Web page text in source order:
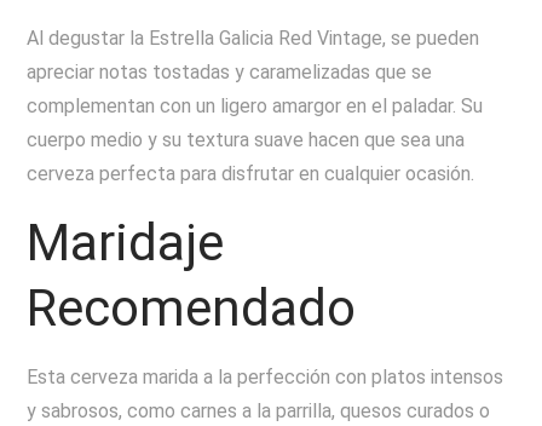
Al degustar la Estrella Galicia Red Vintage, se pueden
apreciar notas tostadas y caramelizadas que se
complementan con un ligero amargor en el paladar. Su
cuerpo medio y su textura suave hacen que sea una
cerveza perfecta para disfrutar en cualquier ocasión.
Maridaje
Recomendado
Esta cerveza marida a la perfección con platos intensos
y sabrosos, como carnes a la parrilla, quesos curados o